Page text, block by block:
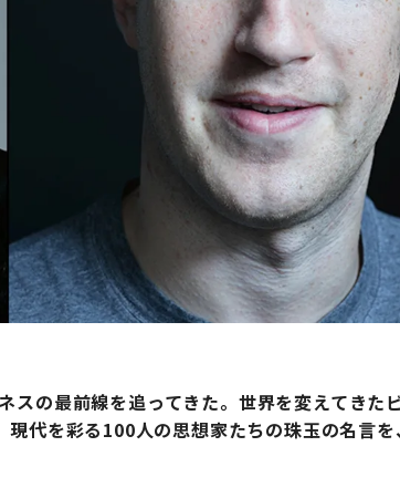
の最前線を追ってきた。世界を変えてきた
現代を彩る100人の思想家たちの珠玉の名言